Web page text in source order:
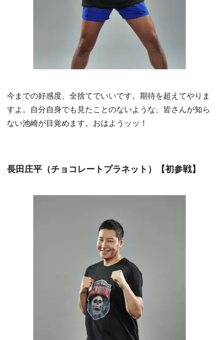
今までの好感度、全捨てでいいです。期待を超えてやりま
すよ。自分自身でも見たことのないような、皆さんが知ら
ない池崎が目覚めます。おはようッッ！
長田庄平（チョコレートプラネット）【初参戦】